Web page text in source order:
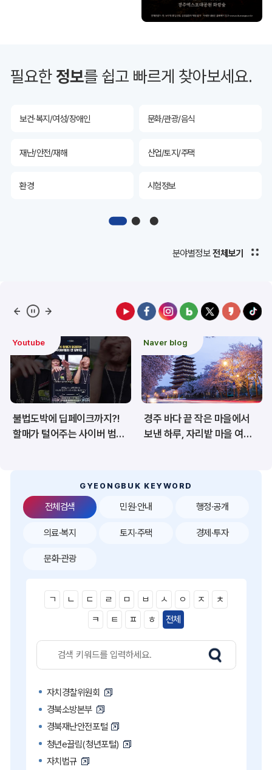
필요한정보를 쉽고 빠르게 찾아보세요.
공공데이터&통계
산림 해양/수산
보건·복지/여성/장애인 문화/관광/음식
재난/안전/재해 산업/토지/주택
환경 시험정보
디지털아카이브
공공데이터&통계
산림 해양/수산
보건·복지/여성/장애인 문화/관광/음식
재난/안전/재해 산업/토지/주택
환경 시험정보
공공데이터&통계
분야별정보 전체보기
Youtube
불법도박에 딥페이크까지?!
할매가 털어주는 사이버 범죄
Naver blog
경주 바다 끝 작은 마을에서
보낸 하루, 자리밭 마을 여름
GYEONGBUK KEYWORD
전체검색
ㄱ ㄴ ㄷ ㄹ ㅁ ㅂ ㅅ ㅇ ㅈ
ㅊ
ㅋ
ㅌ ㅍ ㅎ 전체
자치경찰위원회
경북소방본부
경북재난안전포털
청년e끌림(청년포털)
자치법규
민원·안내 행정·공개
의료·복지 토지·주택 경제·투자
문화·관광